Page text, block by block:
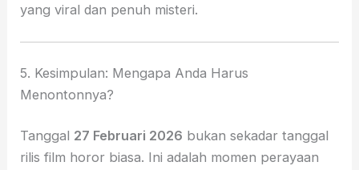
yang viral dan penuh misteri.
5. Kesimpulan: Mengapa Anda Harus
Menontonnya?
Tanggal 27 Februari 2026 bukan sekadar tanggal
rilis film horor biasa. Ini adalah momen perayaan